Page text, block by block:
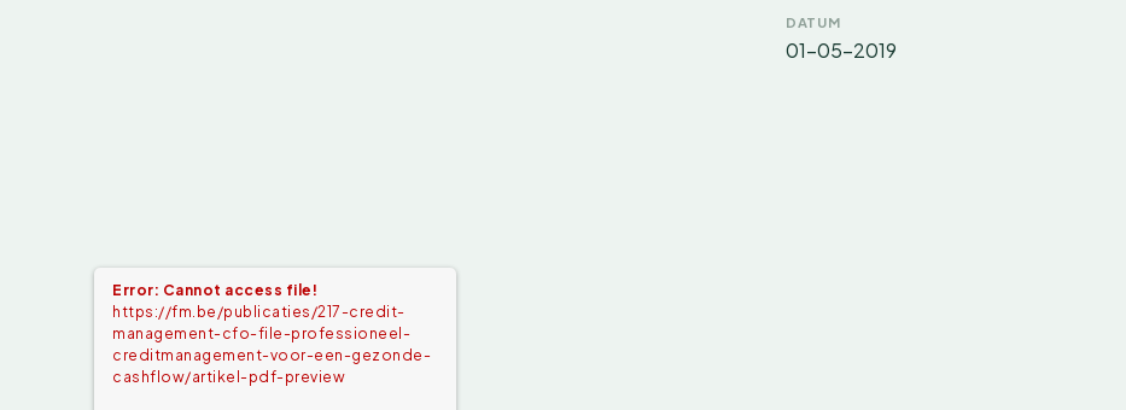
Error: Cannot access file!
https://fm.be/publicaties/217-credit-
management-cfo-file-professioneel-
creditmanagement-voor-een-gezonde-
cashflow/artikel-pdf-preview
DATUM
01-05-2019